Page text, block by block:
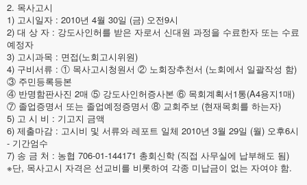
2. 목사고시
1) 고시일자 : 2010년 4월 30일 (금) 오전9시
2) 대 상 자 : 강도사인허를 받은 자로서 신대원 과정을 수료한자 또는 수료
예정자
3) 고시과목 : 면접(노회고시위원)
4) 구비서류 : ① 목사고시청원서 ② 노회장추천서 (노회에서 일괄작성 함)
③ 주민등록등본
④ 반명함판사진 2매 ⑤ 강도사인허증사본 ⑥ 목회계획서1통(A4용지1매)
⑦ 졸업증명서 또는 졸업예정증명서 ⑧ 교회주보 (현재목회를 하는자)
5) 고 시 비 : 기고지 금액
6) 제출마감 : 고시비 및 서류와 레포트 일체 2010년 3월 29일 (월) 오후6시
- 기간엄수
7) 송 금 처 : 농협 706-01-144171 총회신학 (직접 사무실에 납부해도 됨)
※단, 목사고시 자격은 선교비를 비롯하여 각종 미납금이 없는 자여야 함.